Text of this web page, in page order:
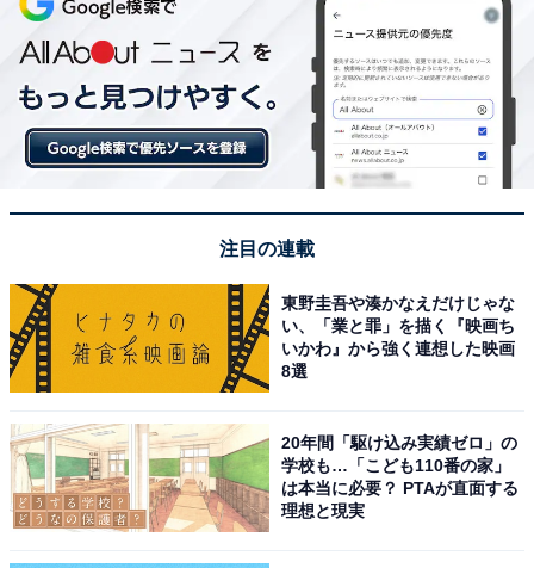
注目の連載
東野圭吾や湊かなえだけじゃな
い、「業と罪」を描く『映画ち
いかわ』から強く連想した映画
8選
20年間「駆け込み実績ゼロ」の
学校も…「こども110番の家」
は本当に必要？ PTAが直面する
理想と現実